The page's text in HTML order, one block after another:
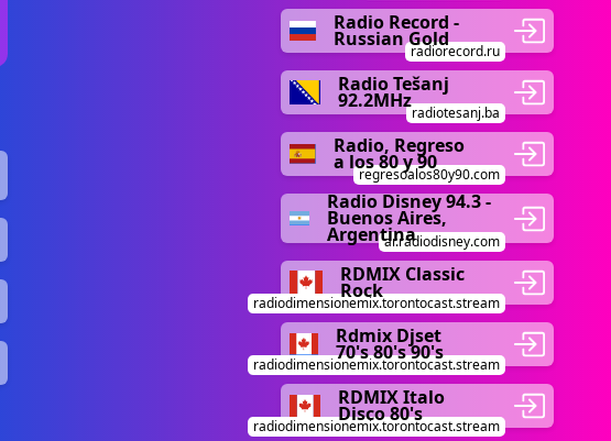
Radio Record -
Russian Gold
radiorecord.ru
Radio Tešanj
92.2MHz
radiotesanj.ba
Radio, Regreso
a los 80 y 90
regresoalos80y90.com
Radio Disney 94.3 -
Buenos Aires,
Argentinaar.radiodisney.com
RDMIX Classic
Rock
radiodimensionemix.torontocast.stream
Rdmix Djset
70's 80's 90's
radiodimensionemix.torontocast.stream
RDMIX Italo
Disco 80's
radiodimensionemix.torontocast.stream